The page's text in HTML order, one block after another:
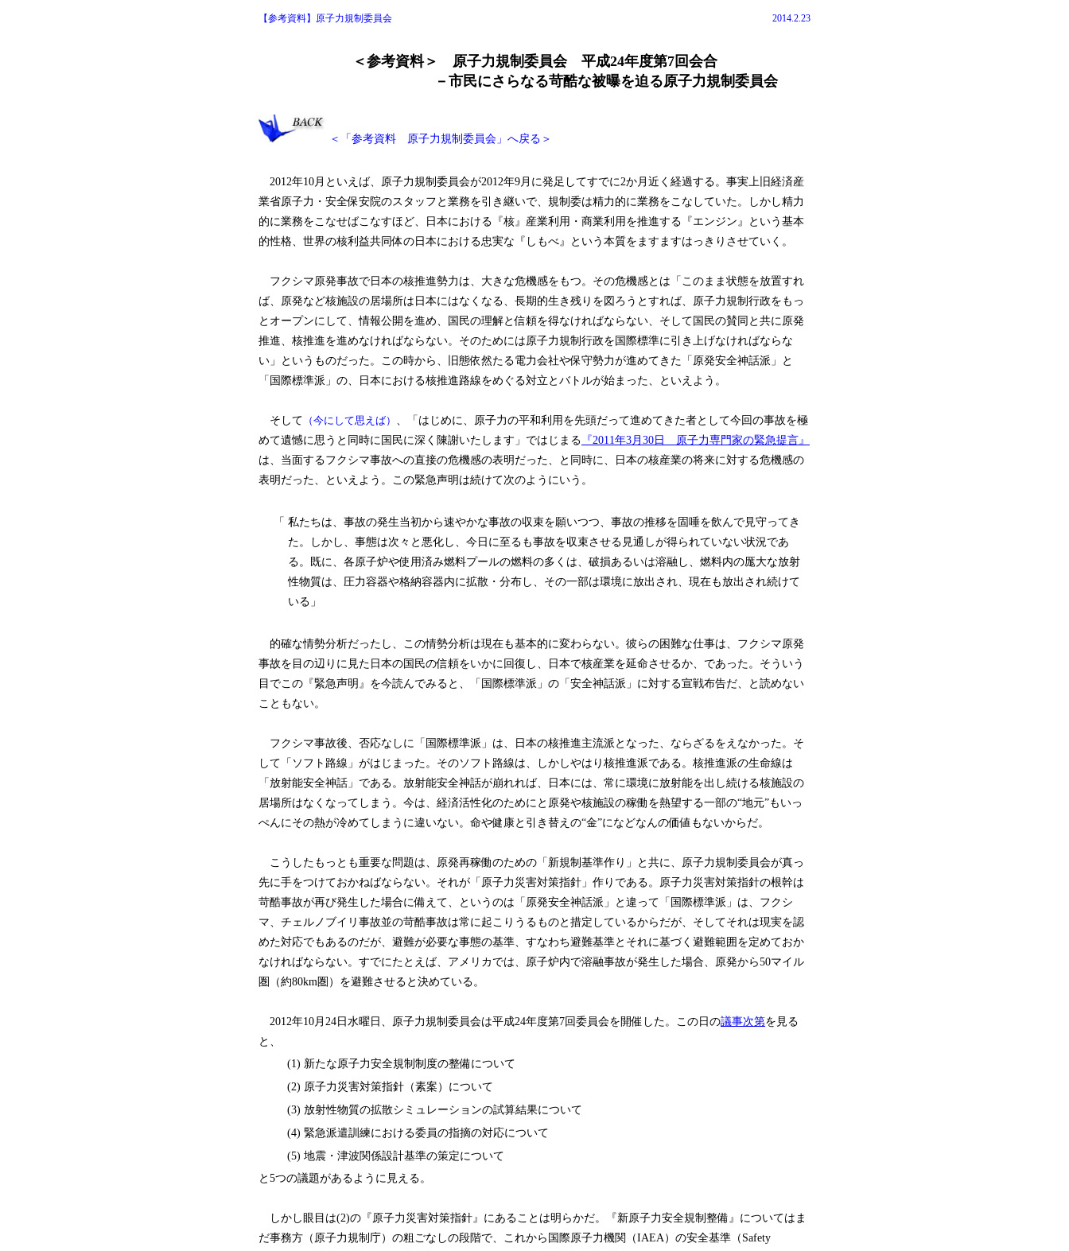
【参考資料】原子力規制委員会 2014.2.23
＜参考資料＞ 原子力規制委員会 平成24年度第7回会合
－市民にさらなる苛酷な被曝を迫る原子力規制委員会
＜「参考資料 原子力規制委員会」へ戻る＞
2012年10月といえば、原子力規制委員会が2012年9月に発足してすでに2か月近く経過する。事実上旧経済産
業省原子力・安全保安院のスタッフと業務を引き継いで、規制委は精力的に業務をこなしていた。しかし精力
的に業務をこなせばこなすほど、日本における『核』産業利用・商業利用を推進する『エンジン』という基本
的性格、世界の核利益共同体の日本における忠実な『しもべ』という本質をますますはっきりさせていく。
フクシマ原発事故で日本の核推進勢力は、大きな危機感をもつ。その危機感とは「このまま状態を放置すれ
ば、原発など核施設の居場所は日本にはなくなる、長期的生き残りを図ろうとすれば、原子力規制行政をもっ
とオープンにして、情報公開を進め、国民の理解と信頼を得なければならない、そして国民の賛同と共に原発
推進、核推進を進めなければならない。そのためには原子力規制行政を国際標準に引き上げなければならな
い」というものだった。この時から、旧態依然たる電力会社や保守勢力が進めてきた「原発安全神話派」と
「国際標準派」の、日本における核推進路線をめぐる対立とバトルが始まった、といえよう。
そして （今にして思えば） 、「はじめに、原子力の平和利用を先頭だって進めてきた者として今回の事故を極
めて遺憾に思うと同時に国民に深く陳謝いたします」ではじまる 『2011年3月30日 原子力専門家の緊急提言』
は、当面するフクシマ事故への直接の危機感の表明だった、と同時に、日本の核産業の将来に対する危機感の
表明だった、といえよう。この緊急声明は続けて次のようにいう。
「 私たちは、事故の発生当初から速やかな事故の収束を願いつつ、事故の推移を固唾を飲んで見守ってき
た。しかし、事態は次々と悪化し、今日に至るも事故を収束させる見通しが得られていない状況であ
る。既に、各原子炉や使用済み燃料プールの燃料の多くは、破損あるいは溶融し、燃料内の厖大な放射
性物質は、圧力容器や格納容器内に拡散・分布し、その一部は環境に放出され、現在も放出され続けて
いる」
的確な情勢分析だったし、この情勢分析は現在も基本的に変わらない。彼らの困難な仕事は、フクシマ原発
事故を目の辺りに見た日本の国民の信頼をいかに回復し、日本で核産業を延命させるか、であった。そういう
目でこの『緊急声明』を今読んでみると、「国際標準派」の「安全神話派」に対する宣戦布告だ、と読めない
こともない。
フクシマ事故後、否応なしに「国際標準派」は、日本の核推進主流派となった、ならざるをえなかった。そ
して「ソフト路線」がはじまった。そのソフト路線は、しかしやはり核推進派である。核推進派の生命線は
「放射能安全神話」である。放射能安全神話が崩れれば、日本には、常に環境に放射能を出し続ける核施設の
居場所はなくなってしまう。今は、経済活性化のためにと原発や核施設の稼働を熱望する一部の“地元”もいっ
ぺんにその熱が冷めてしまうに違いない。命や健康と引き替えの“金”になどなんの価値もないからだ。
こうしたもっとも重要な問題は、原発再稼働のための「新規制基準作り」と共に、原子力規制委員会が真っ
先に手をつけておかねばならない。それが「原子力災害対策指針」作りである。原子力災害対策指針の根幹は
苛酷事故が再び発生した場合に備えて、というのは「原発安全神話派」と違って「国際標準派」は、フクシ
マ、チェルノブイリ事故並の苛酷事故は常に起こりうるものと措定しているからだが、そしてそれは現実を認
めた対応でもあるのだが、避難が必要な事態の基準、すなわち避難基準とそれに基づく避難範囲を定めておか
なければならない。すでにたとえば、アメリカでは、原子炉内で溶融事故が発生した場合、原発から50マイル
圏（約80km圏）を避難させると決めている。
2012年10月24日水曜日、原子力規制委員会は平成24年度第7回委員会を開催した。この日の議事次第を見る
と、
(1) 新たな原子力安全規制制度の整備について
(2) 原子力災害対策指針（素案）について
(3) 放射性物質の拡散シミュレーションの試算結果について
(4) 緊急派遣訓練における委員の指摘の対応について
(5) 地震・津波関係設計基準の策定について
と5つの議題があるように見える。
しかし眼目は(2)の『原子力災害対策指針』にあることは明らかだ。『新原子力安全規制整備』についてはま
だ事務方（原子力規制庁）の粗ごなしの段階で、これから国際原子力機関（IAEA）の安全基準（Safety